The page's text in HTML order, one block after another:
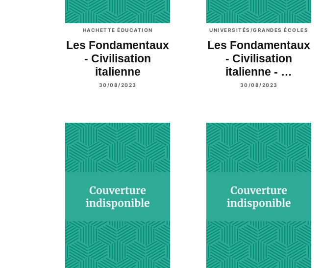
HACHETTE ÉDUCATION
Les Fondamentaux
- Civilisation
italienne
30/08/2023
UNIVERSITÉS/GRANDES ÉCOLES
Les Fondamentaux
- Civilisation
italienne - …
30/08/2023